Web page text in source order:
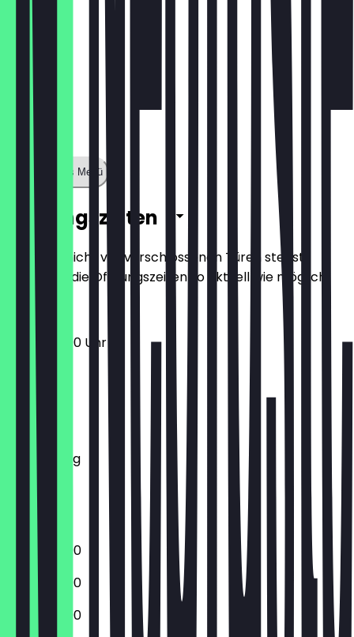
Zeige ganzes Menü
Öffnungszeiten
Damit du nicht vor verschlossenen Türen stehst,
halten wir die Öffnungszeiten so aktuell wie möglich.
12:00 - 23:00 Uhr
Montag
Mittwoch
Donnerstag
Freitag
Samstag
Sonntag
12:00 - 23:00
12:00 - 23:00
12:00 - 23:00